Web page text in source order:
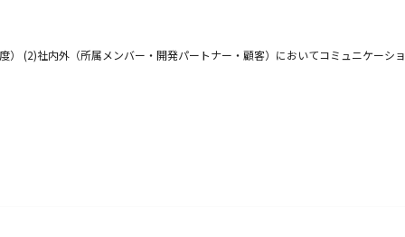
(2)社内外（所属メンバー・開発パートナー・顧客）においてコミュニケーシ